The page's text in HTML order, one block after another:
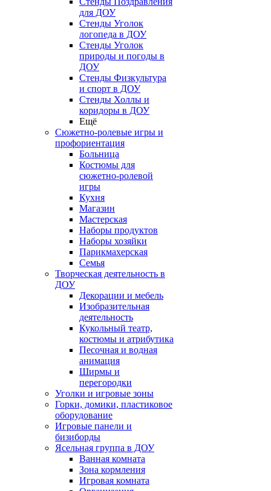
для ДОУ
Стенды Уголок
логопеда в ДОУ
Стенды Уголок
природы и погоды в
ДОУ
Стенды Физкультура
и спорт в ДОУ
Стенды Холлы и
коридоры в ДОУ
Ещё
Сюжетно-ролевые игры и
профориентация
Больница
Костюмы для
сюжетно-ролевой
игры
Кухня
Магазин
Мастерская
Наборы продуктов
Наборы хозяйки
Парикмахерская
Семья
Творческая деятельность в
ДОУ
Декорации и мебель
Изобразительная
деятельность
Кукольный театр,
костюмы и атрибутика
Песочная и водная
анимация
Ширмы и
перегородки
Уголки и игровые зоны
Горки, домики, пластиковое
оборудование
Игровые панели и
бизиборды
Ясельная группа в ДОУ
Ванная комната
Зона кормления
Игровая комната